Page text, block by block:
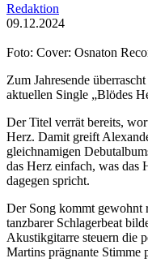
Redaktion
09.12.2024
Foto: Cover: Osnaton
Zum Jahresende
aktuellen Single „Blödes
Der Titel verrät bereits,
Herz. Damit greift
gleichnamigen
das Herz einfach, was
dagegen spricht.
Der Song kommt gewohnt
tanzbarer Schlagerbeat
Akustikgitarre steuern die
Martins prägnante Stimme